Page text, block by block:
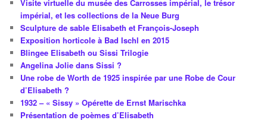
Visite virtuelle du musée des Carrosses impérial, le trésor
impérial, et les collections de la Neue Burg
Sculpture de sable Elisabeth et François-Joseph
Exposition horticole à Bad Ischl en 2015
Blingee Elisabeth ou Sissi Trilogie
Angelina Jolie dans Sissi ?
Une robe de Worth de 1925 inspirée par une Robe de Cour
d’Elisabeth ?
1932 – « Sissy » Opérette de Ernst Marischka
Présentation de poèmes d’Elisabeth